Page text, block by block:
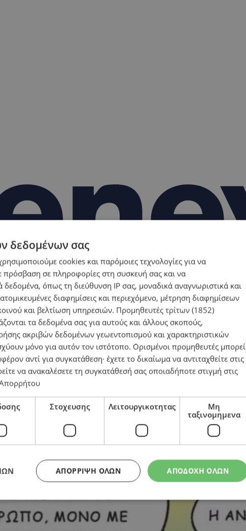
δεδομένων σας
cookies και παρόμοιες τεχνολογίες για να
πρόσβαση σε πληροφορίες στη συσκευή σας και να
όπως τη διεύθυνση IP σας, μοναδικά αναγνωριστικά και
διαφημίσεις και περιεχόμενο, μέτρηση διαφημίσεων
και βελτίωση υπηρεσιών. Προμηθευτές τρίτων (1852)
τα δεδομένα σας για αυτούς και άλλους σκοπούς,
ακριβών δεδομένων γεωεντοπισμού και χαρακτηριστικών
μόνο για αυτόν τον ιστότοπο. Ορισμένοι προμηθευτές μπορεί
αντί για συγκατάθεση· έχετε το δικαίωμα να αντιταχθείτε στις
να ανακαλέσετε τη συγκατάθεσή σας οποιαδήποτε στιγμή στις
Στοχευσης Λειτουργικοτητας
Μη
ταξινομημενα
ΑΠΟΔΟΧΗ ΟΛΩΝ
ΑΠΌΡΡΙΨΗ ΌΛΩΝ